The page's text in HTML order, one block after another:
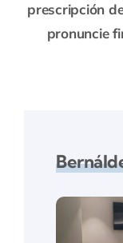
prescripción
pronuncie